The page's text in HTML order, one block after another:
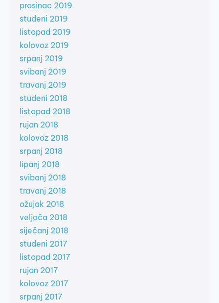
prosinac 2019
studeni 2019
listopad 2019
kolovoz 2019
srpanj 2019
svibanj 2019
travanj 2019
studeni 2018
listopad 2018
rujan 2018
kolovoz 2018
srpanj 2018
lipanj 2018
svibanj 2018
travanj 2018
ožujak 2018
veljača 2018
siječanj 2018
studeni 2017
listopad 2017
rujan 2017
kolovoz 2017
srpanj 2017